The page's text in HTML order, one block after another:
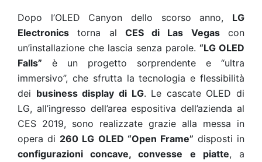
Dopo l’OLED Canyon dello scorso anno, LG
Electronics torna al CES di Las Vegascon
un’installazione che lascia senza parole. “LG OLED
Falls” è un progetto sorprendente e “ultra
immersivo”, che sfrutta la tecnologia e flessibilità
dei business display di LG. Le cascate OLED di
LG, all’ingresso dell’area espositiva dell’azienda al
CES 2019, sono realizzate grazie alla messa in
opera di 260 LG OLED “Open Frame” disposti in
configurazioni concave, convesse e piatte, a